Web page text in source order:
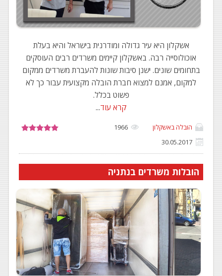
אשקלון היא עיר גדולה ומודרנית בישראל והיא בעלת
אוכולוסייה רבה. באשקלון קיימים משרדים רבים העוסקים
בתחומים שונים. ישנן סיבות שונות להעברת משרדים ממקום
למקום, אמנם למצוא חברת הובלה מקצועית עבור כך לא
פשוט בכלל.
קרא עוד...
הובלה באשקלון
1966
30.05.2017
הובלות משרדים בנתניה